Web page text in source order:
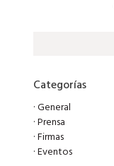
Categorías
·General
·Prensa
·Firmas
·Eventos